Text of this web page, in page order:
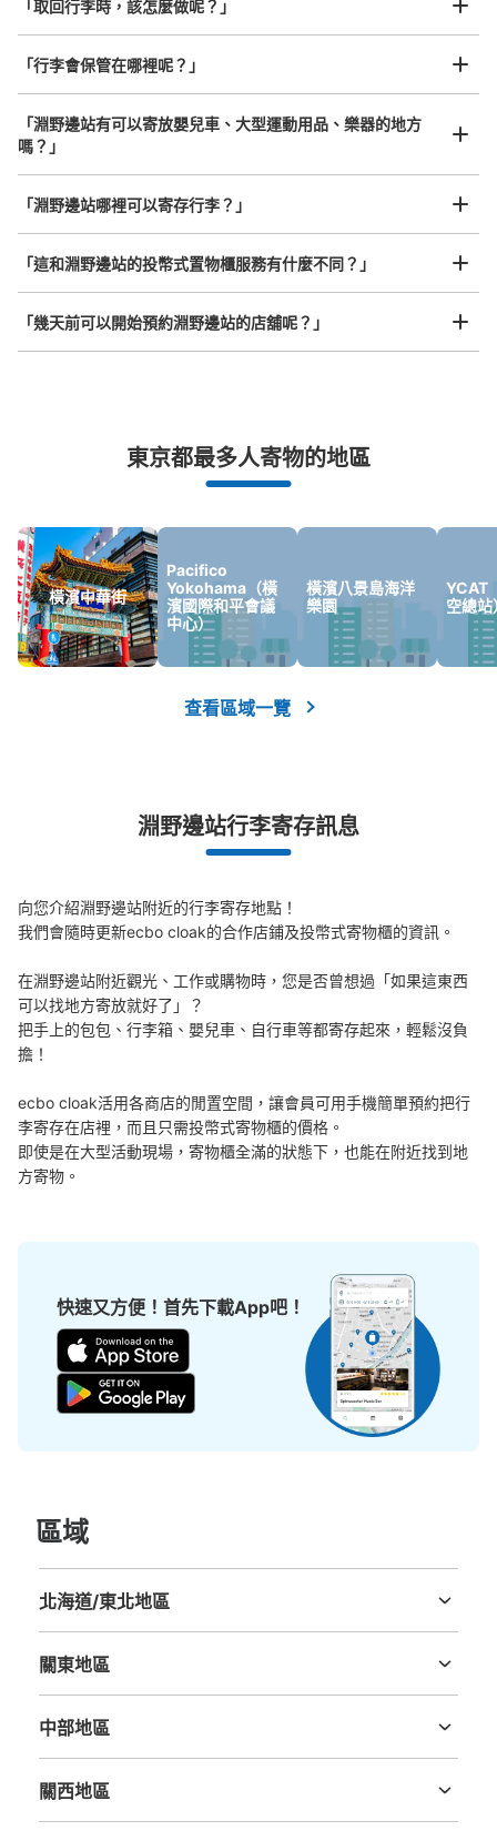
可保管的行李數
中等的 3 / ¥500 小的: 20
¥400
付款方式
現金
查看此投幣式儲物櫃的位置
放下行李，愉快度過一整天！
任何尺寸的行李都OK
樂器、嬰兒車、腳踏車等，只要是1個人能搬運的行李尺寸就OK
發生行李破損、被偷等狀況時安心有保障
「取回行李時，該怎麼做呢？」
「行李會保管在哪裡呢？」
「淵野邊站有可以寄放嬰兒車、大型運動用品、樂器的地方
嗎？」
「淵野邊站哪裡可以寄存行李？」
「這和淵野邊站的投幣式置物櫃服務有什麼不同？」
「幾天前可以開始預約淵野邊站的店舖呢？」
東京都最多人寄物的地區
橫濱中華街
Pacifico
Yokohama（橫
濱國際和平會議
中心）
橫濱八景島海洋
樂園
YCAT
空總站
查看區域一覽
淵野邊站行李寄存訊息
向您介紹淵野邊站附近的行李寄存地點！
我們會隨時更新ecbo cloak的合作店鋪及投幣式寄物櫃的資訊。
在淵野邊站附近觀光、工作或購物時，您是否曾想過「如果這東西
可以找地方寄放就好了」？
把手上的包包、行李箱、嬰兒車、自行車等都寄存起來，輕鬆沒負
擔！
ecbo cloak活用各商店的閒置空間，讓會員可用手機簡單預約把行
李寄存在店裡，而且只需投幣式寄物櫃的價格。
即使是在大型活動現場，寄物櫃全滿的狀態下，也能在附近找到地
方寄物。
快速又方便！首先下載App吧！
區域
北海道/東北地區
關東地區
中部地區
關西地區